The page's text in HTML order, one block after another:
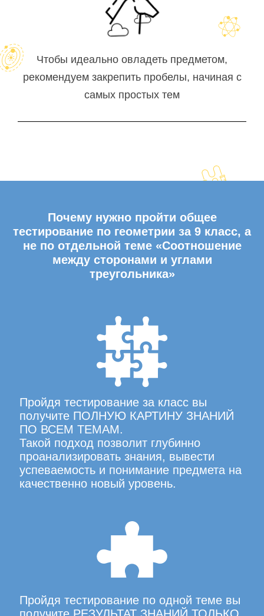
Чтобы идеально овладеть предметом,
рекомендуем закрепить пробелы, начиная с
самых простых тем
Почему нужно пройти общее
тестирование по геометрии за 9 класс, а
не по отдельной теме «Соотношение
между сторонами и углами
треугольника»
Пройдя тестирование за класс вы
получите ПОЛНУЮ КАРТИНУ ЗНАНИЙ
ПО ВСЕМ ТЕМАМ.
Такой подход позволит глубинно
проанализировать знания, вывести
успеваемость и понимание предмета на
качественно новый уровень.
Пройдя тестирование по одной теме вы